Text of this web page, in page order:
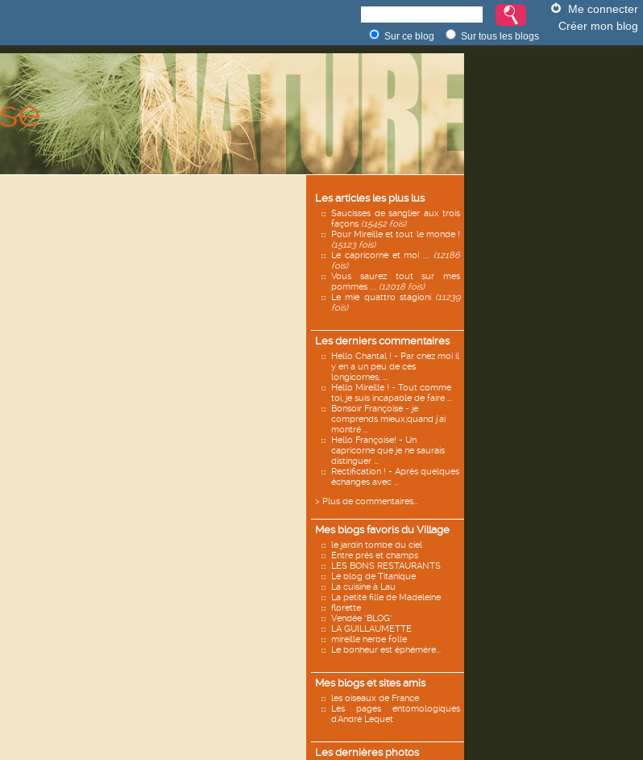
Me connecter
Créer mon blog
Sur ce blog Sur tous les blogs
Les articles les plus lus
Saucisses de sanglier aux trois
façons (15452 fois)
Pour Mireille et tout le monde !
(15123 fois)
Le capricorne et moi .... (12186
fois)
Vous saurez tout sur mes
pommes .... (12018 fois)
Le mie quattro stagioni (11239
fois)
Les derniers commentaires
Hello Chantal ! - Par chez moi il
y en a un peu de ces
longicornes, ...
Hello Mireille ! - Tout comme
toi, je suis incapable de faire ...
Bonsoir Françoise - je
comprends mieux;quand j'ai
montré ...
Hello Françoise! - Un
capricorne que je ne saurais
distinguer ...
Rectification ! - Après quelques
échanges avec ...
> Plus de commentaires...
Mes blogs favoris du Village
le jardin tombe du ciel
Entre prés et champs
LES BONS RESTAURANTS
Le blog de Titanique
La cuisine à Lau
La petite fille de Madeleine
florette
Vendée "BLOG"
LA GUILLAUMETTE
mireille herbe folle
Le bonheur est éphémère...
Mes blogs et sites amis
les oiseaux de France
Les pages entomologiques
d'André Lequet
Les dernières photos